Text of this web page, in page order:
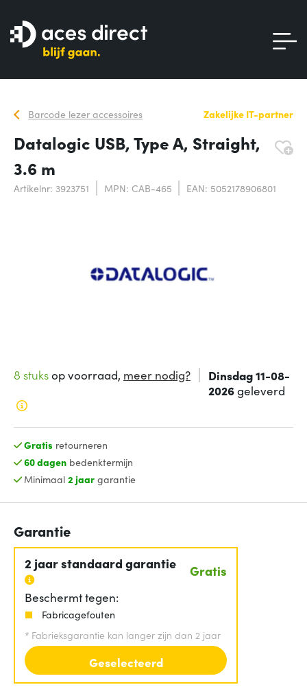
Barcode lezer accessoires Zakelijke IT-partner
Datalogic USB, Type A, Straight,
3.6 m
Artikelnr: 3923751 MPN: CAB-465 EAN: 5052178906801
8 stuksop voorraad, meer nodig?
Dinsdag 11-08-
2026geleverd
Gratis retourneren
60 dagenbedenktermijn
Minimaal 2 jaargarantie
Garantie
2 jaar standaard garantie Gratis
Beschermt tegen:
Fabricagefouten
* Fabrieksgarantie kan langer zijn dan 2 jaar
Geselecteerd